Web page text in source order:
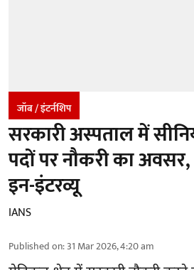
जॉब / इंटर्नशिप
सरकारी अस्पताल में
पदों पर नौकरी का
इन-इंटरव्यू
IANS
Published on:31 Mar 2026, 4:20 am